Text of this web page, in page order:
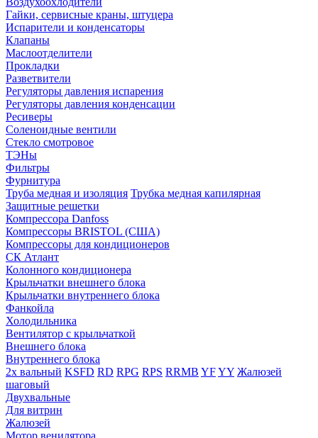
Гайки, сервисные краны, штуцера
Испарители и конденсаторы
Клапаны
Маслоотделители
Прокладки
Разветвители
Регуляторы давления испарения
Регуляторы давления конденсации
Ресиверы
Соленоидные вентили
Стекло смотровое
ТЭНы
Фильтры
Фурнитура
Труба медная и изоляция Трубка медная капилярная
Защитные решетки
Компрессора Danfoss
Компрессоры BRISTOL (США)
Компрессоры для кондиционеров
СК Атлант
Колонного кондиционера
Крыльчатки внешнего блока
Крыльчатки внутреннего блока
Фанкойла
Холодильника
Вентилятор с крыльчаткой
Внешнего блока
Внутреннего блока
2х вальный KSFD RD RPG RPS RRMB YFYY Жалюзей
шаговый
Двухвальные
Для витрин
Жалюзей
Мотор венилятора